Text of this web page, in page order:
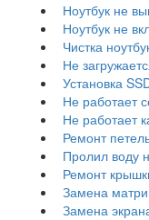
Ноутбук не
Ноутбук не
Чистка
Не
Установка
Не работает
Не работает
Ремонт
Пролил воду
Ремонт
Замена
Замена